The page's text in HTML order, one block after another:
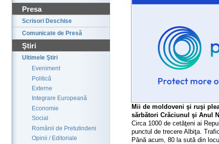
Presa
Scrisori Deschise
Comunicate de Presă
Ştiri
Ultimele Ştiri
Eveniment
Politică
Externe
Integrare Europeană
Economie
Social
Românii de Pretutindeni
Opinii / Editoriale
Mii de moldoveni şi ruşi
sărbători Crăciunul şi Anul
Circa 1000 de cetăţeni ai
punctul de trecere Albiţa.
Până acum, 80 la sută din